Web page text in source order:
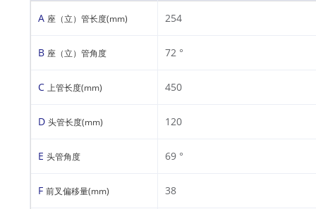
A 座（立）管长度(mm) 254
B 座（立）管角度 72 °
C 上管长度(mm) 450
D 头管长度(mm) 120
E 头管角度 69 °
F 前叉偏移量(mm) 38